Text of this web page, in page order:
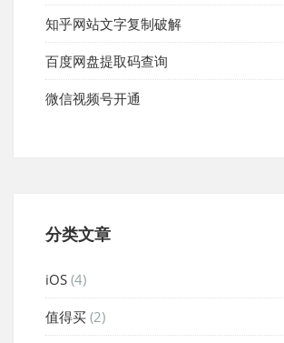
知乎网站文字复制破解
百度网盘提取码查询
微信视频号开通
分类文章
iOS (4)
值得买 (2)